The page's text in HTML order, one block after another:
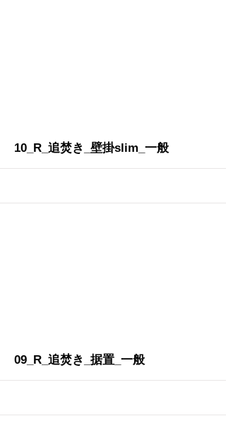
More
10_R_追焚き_壁掛slim_一般
More
09_R_追焚き_据置_一般